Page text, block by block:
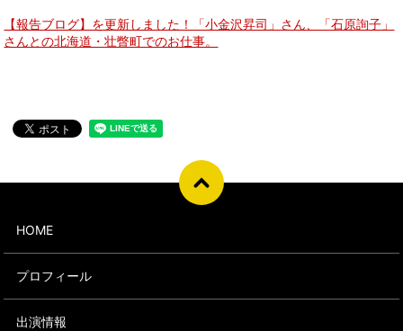
【報告ブログ】を更新しました！「小金沢昇司」さん、「石原詢子」
さんとの北海道・壮瞥町でのお仕事。
HOME
プロフィール
出演情報